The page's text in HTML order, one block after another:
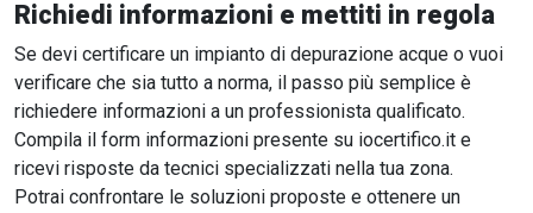
Richiedi informazioni e mettiti in regola
Se devi certificare un impianto di depurazione acque o vuoi
verificare che sia tutto a norma, il passo più semplice è
richiedere informazioni a un professionista qualificato.
Compila il form informazioni presente su iocertifico.it e
ricevi risposte da tecnici specializzati nella tua zona.
Potrai confrontare le soluzioni proposte e ottenere un